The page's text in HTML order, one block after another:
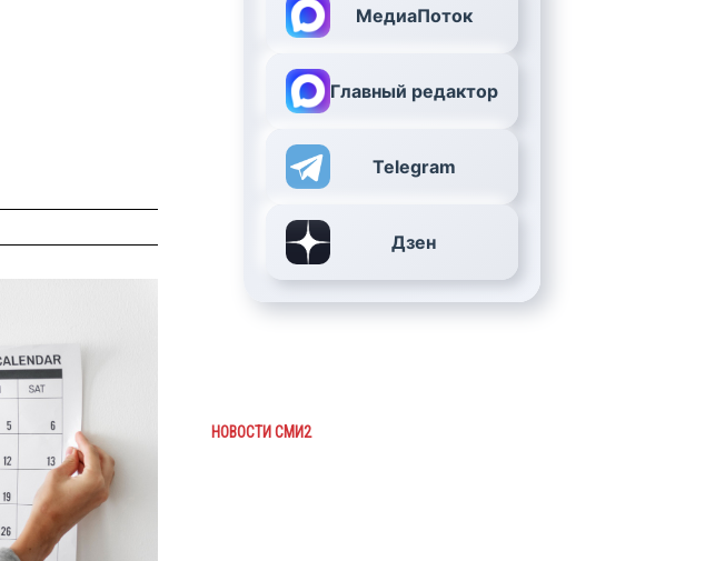
МедиаПоток
Главный редактор
Telegram
Дзен
НОВОСТИ СМИ2